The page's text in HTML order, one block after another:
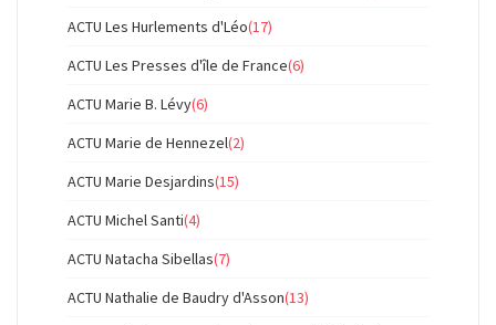
ACTU Les Hurlements d'Léo(17)
ACTU Les Presses d'île de France(6)
ACTU Marie B. Lévy(6)
ACTU Marie de Hennezel(2)
ACTU Marie Desjardins(15)
ACTU Michel Santi(4)
ACTU Natacha Sibellas(7)
ACTU Nathalie de Baudry d'Asson(13)